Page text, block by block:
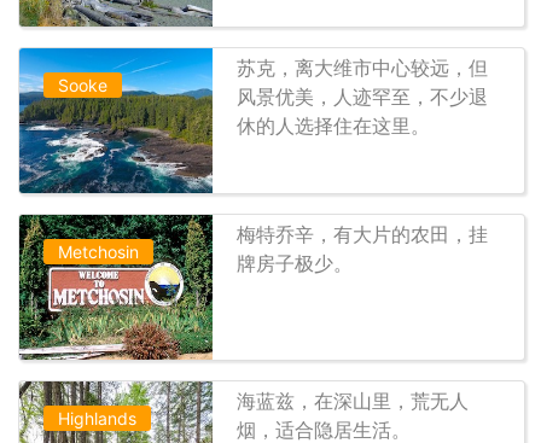
Sooke
苏克，离大维市中心较远，但
风景优美，人迹罕至，不少退
休的人选择住在这里。
Metchosin
梅特乔辛，有大片的农田，挂
牌房子极少。
Highlands
海蓝兹，在深山里，荒无人
烟，适合隐居生活。